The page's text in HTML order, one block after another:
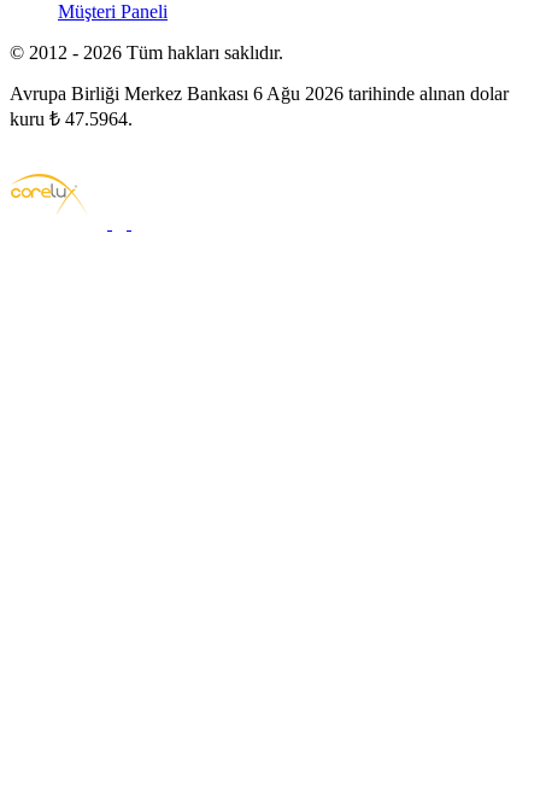
Müşteri Paneli
© 2012 - 2026 Tüm hakları saklıdır.
Avrupa Birliği Merkez Bankası 6 Ağu 2026 tarihinde alınan dolar
kuru ₺ 47.5964.